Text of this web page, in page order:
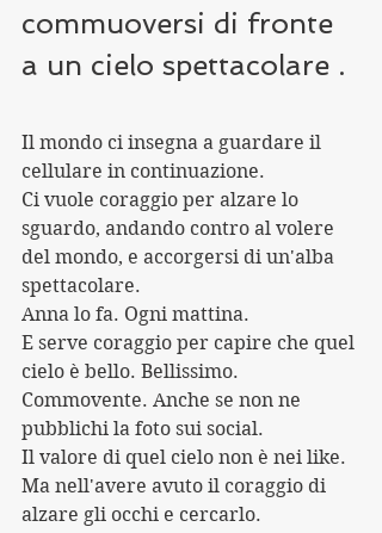
commuoversi di fronte
a un cielo spettacolare .
Il mondo ci insegna a guardare il
cellulare in continuazione.
Ci vuole coraggio per alzare lo
sguardo, andando contro al volere
del mondo, e accorgersi di un'alba
spettacolare.
Anna lo fa. Ogni mattina.
E serve coraggio per capire che quel
cielo è bello. Bellissimo.
Commovente. Anche se non ne
pubblichi la foto sui social.
Il valore di quel cielo non è nei like.
Ma nell'avere avuto il coraggio di
alzare gli occhi e cercarlo.